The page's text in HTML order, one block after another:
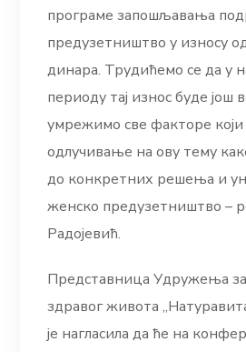
програме запошљавања
предузетништво у износу
динара. Трудићемо се да у
периоду тај износ буде још
умрежимо све факторе који
одлучивање на ову тему
до конкретних решења и
женско предузетништво –
Радојевић.
Представница Удружења
здравог живота
је нагласила да ће на